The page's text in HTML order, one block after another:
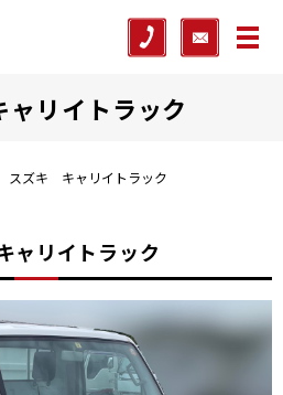
メ
リイトラック
スズキ キャリイトラック
リイトラック